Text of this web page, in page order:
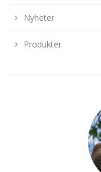
Nyheter
Produkter